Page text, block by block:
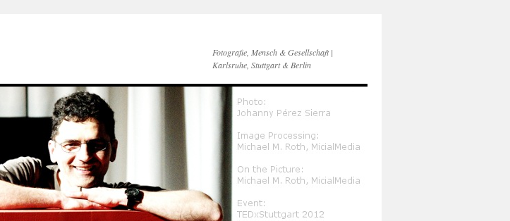
Fotografie, Mensch & Gesellschaft |
Karlsruhe, Stuttgart & Berlin